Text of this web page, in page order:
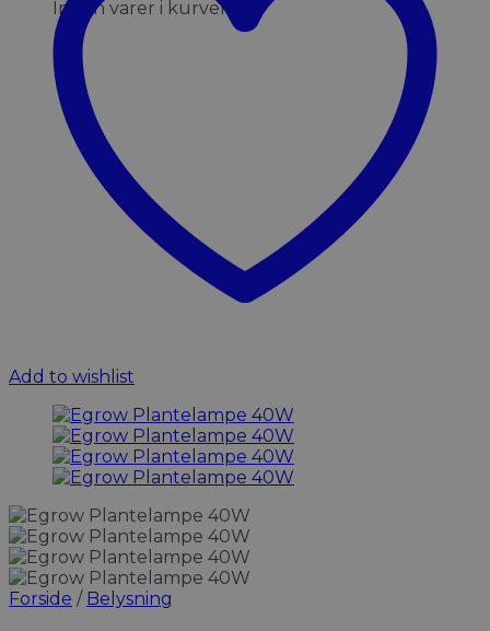
Ingen varer i kurven.
Add to wishlist
Forside / Belysning